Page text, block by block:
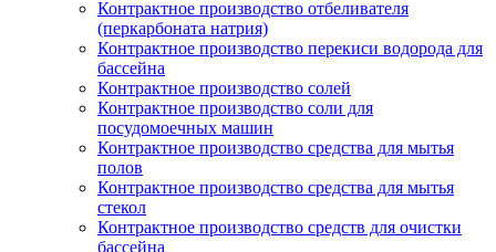
Контрактное производство отбеливателя
(перкарбоната натрия)
Контрактное производство перекиси водорода для
бассейна
Контрактное производство солей
Контрактное производство соли для
посудомоечных машин
Контрактное производство средства для мытья
полов
Контрактное производство средства для мытья
стекол
Контрактное производство средств для очистки
бассейна